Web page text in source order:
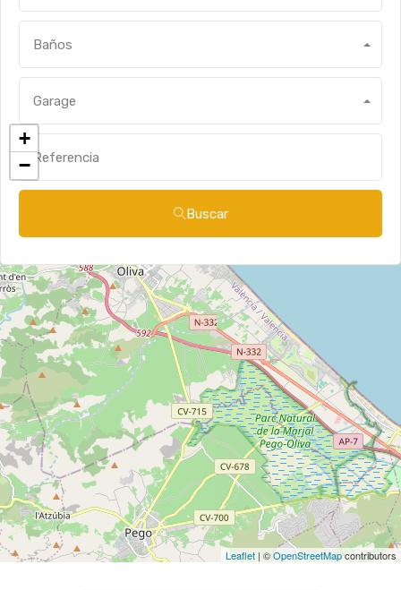
Baños
Garage
Buscar
+
−
Leaflet | ©OpenStreetMapcontributors